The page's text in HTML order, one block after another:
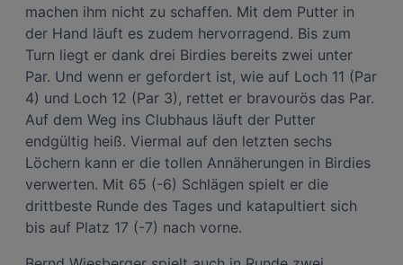
machen ihm nicht zu schaffen. Mit dem Putter in
der Hand läuft es zudem hervorragend. Bis zum
Turn liegt er dank drei Birdies bereits zwei unter
Par. Und wenn er gefordert ist, wie auf Loch 11 (Par
4) und Loch 12 (Par 3), rettet er bravourös das Par.
Auf dem Weg ins Clubhaus läuft der Putter
endgültig heiß. Viermal auf den letzten sechs
Löchern kann er die tollen Annäherungen in Birdies
verwerten. Mit 65 (-6) Schlägen spielt er die
drittbeste Runde des Tages und katapultiert sich
bis auf Platz 17 (-7) nach vorne.